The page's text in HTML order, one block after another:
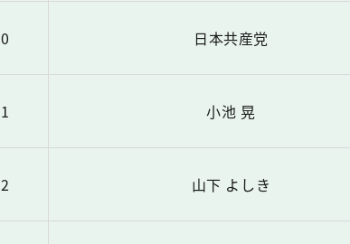
0 日本共産党
1 小池 晃
2 山下 よしき